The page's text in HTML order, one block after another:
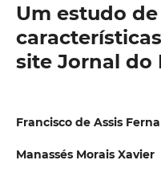
Um estudo
site Jornal do
Francisco de Assis
Manassés Morais Xavier